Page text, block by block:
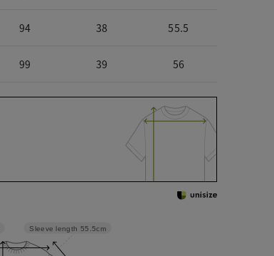
94 38 55.5
99 39 56
Sleeve length 55.5cm